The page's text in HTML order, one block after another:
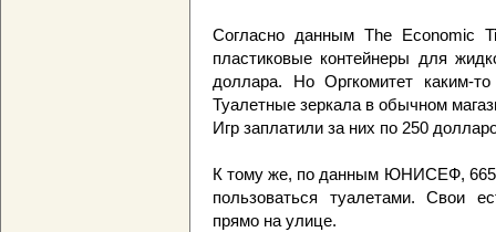
Согласно данным The Economic
пластиковые контейнеры для
доллара. Но Оргкомитет каким-
Туалетные зеркала в обычном
Игр заплатили за них по 250
К тому же, по данным ЮНИСЕФ, 665
пользоваться туалетами. Свои
прямо на улице.